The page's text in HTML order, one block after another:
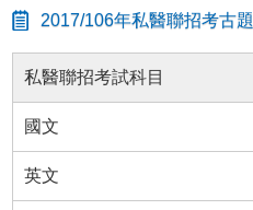
2017/106年私醫聯招考古題
私醫聯招考試科目
國文
英文